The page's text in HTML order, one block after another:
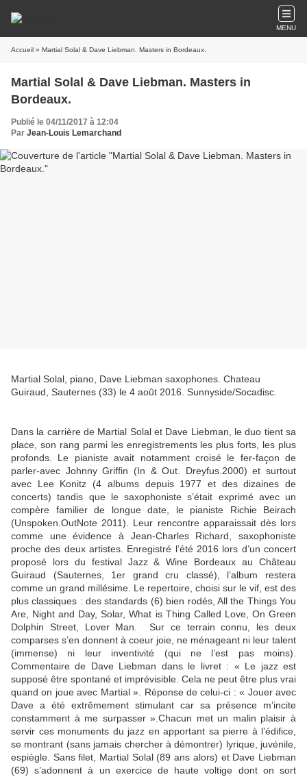
MENU
Accueil » Martial Solal & Dave Liebman. Masters in Bordeaux.
Martial Solal & Dave Liebman. Masters in
Bordeaux.
Publié le 04/11/2017 à 12:04
Par Jean-Louis Lemarchand
Martial Solal, piano, Dave Liebman saxophones. Chateau
Guiraud, Sauternes (33) le 4 août 2016. Sunnyside/Socadisc.
Dans la carrière de Martial Solal et Dave Liebman, le duo tient sa
place, son rang parmi les enregistrements les plus forts, les plus
profonds. Le pianiste avait notamment croisé le fer-façon de
parler-avec Johnny Griffin (In & Out. Dreyfus.2000) et surtout
avec Lee Konitz (4 albums depuis 1977 et des dizaines de
concerts) tandis que le saxophoniste s’était exprimé avec un
compère familier de longue date, le pianiste Richie Beirach
(Unspoken.OutNote 2011). Leur rencontre apparaissait dès lors
comme une évidence à Jean-Charles Richard, saxophoniste
proche des deux artistes. Enregistré l’été 2016 lors d’un concert
proposé lors du festival Jazz & Wine Bordeaux au Château
Guiraud (Sauternes, 1er grand cru classé), l’album restera
comme un grand millésime. Le repertoire, choisi sur le vif, est des
plus classiques : des standards (6) bien rodés, All the Things You
Are, Night and Day, Solar, What is Thing Called Love, On Green
Dolphin Street, Lover Man. Sur ce terrain connu, les deux
comparses s’en donnent à coeur joie, ne ménageant ni leur talent
(immense) ni leur inventivité (qui ne l’est pas moins).
Commentaire de Dave Liebman dans le livret : « Le jazz est
supposé être spontané et imprévisible. Cela ne peut être plus vrai
quand on joue avec Martial ». Réponse de celui-ci : « Jouer avec
Dave a été extrêmement stimulant car sa présence m’incite
constamment à me surpasser ».Chacun met un malin plaisir à
servir ces monuments du jazz en apportant sa pierre à l’édifice,
se montrant (sans jamais chercher à démontrer) lyrique, juvénile,
espiègle. Sans filet, Martial Solal (89 ans alors) et Dave Liebman
(69) s’adonnent à un exercice de haute voltige dont on sort